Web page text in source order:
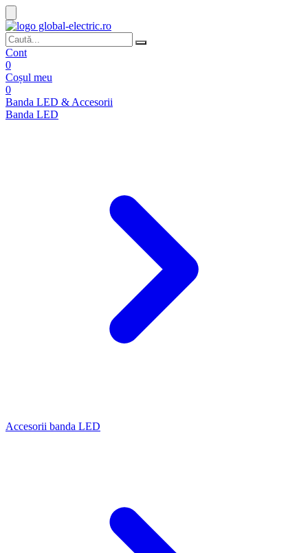
Cont
0
Coșul meu
0
Banda LED & Accesorii
Banda LED
Accesorii banda LED